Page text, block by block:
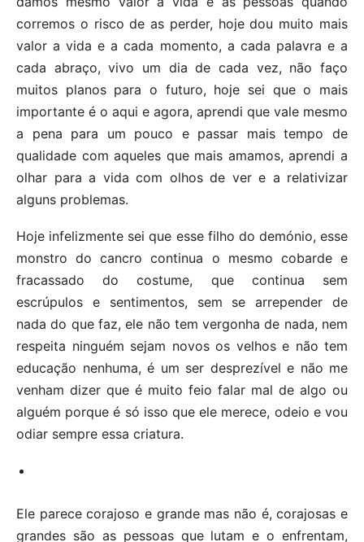
corremos o risco de as perder, hoje dou muito mais
valor a vida e a cada momento, a cada palavra e a
cada abraço, vivo um dia de cada vez, não faço
muitos planos para o futuro, hoje sei que o mais
importante é o aqui e agora, aprendi que vale mesmo
a pena para um pouco e passar mais tempo de
qualidade com aqueles que mais amamos, aprendi a
olhar para a vida com olhos de ver e a relativizar
alguns problemas.
Hoje infelizmente sei que esse filho do demónio, esse
monstro do cancro continua o mesmo cobarde e
fracassado do costume, que continua sem
escrúpulos e sentimentos, sem se arrepender de
nada do que faz, ele não tem vergonha de nada, nem
respeita ninguém sejam novos os velhos e não tem
educação nenhuma, é um ser desprezível e não me
venham dizer que é muito feio falar mal de algo ou
alguém porque é só isso que ele merece, odeio e vou
odiar sempre essa criatura.
Ele parece corajoso e grande mas não é, corajosas e
grandes são as pessoas que lutam e o enfrentam,